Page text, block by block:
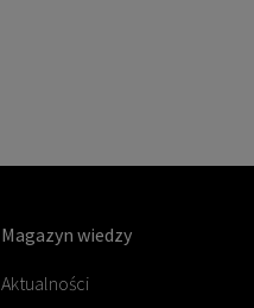
Magazyn wiedzy
Aktualności